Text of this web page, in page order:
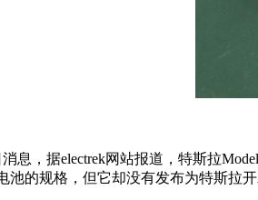
息，据electrek网站报道，特斯拉
池的规格，但它却没有发布为特斯拉开